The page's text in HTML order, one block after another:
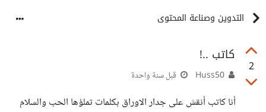
التدوين وصناعة المحتوى
2
كاتب ..!
قبل سنة واحدة
أنا كاتب أنقش على جدار الاوراق بكلمات تملؤها الحب والسلام